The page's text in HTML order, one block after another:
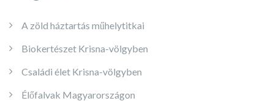
A zöld háztartás műhelytitkai
Biokertészet Krisna-völgyben
Családi élet Krisna-völgyben
Élőfalvak Magyarországon